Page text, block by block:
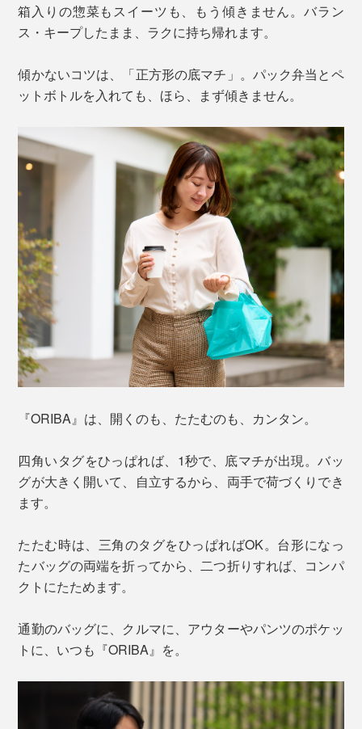
箱入りの惣菜もスイーツも、もう傾きません。バラン
ス・キープしたまま、ラクに持ち帰れます。
傾かないコツは、「正方形の底マチ」。パック弁当とペ
ットボトルを入れても、ほら、まず傾きません。
『ORIBA』は、開くのも、たたむのも、カンタン。
四角いタグをひっぱれば、1秒で、底マチが出現。バッ
グが大きく開いて、自立するから、両手で荷づくりでき
ます。
たたむ時は、三角のタグをひっぱればOK。台形になっ
たバッグの両端を折ってから、二つ折りすれば、コンパ
クトにたためます。
通勤のバッグに、クルマに、アウターやパンツのポケッ
トに、いつも『ORIBA』を。